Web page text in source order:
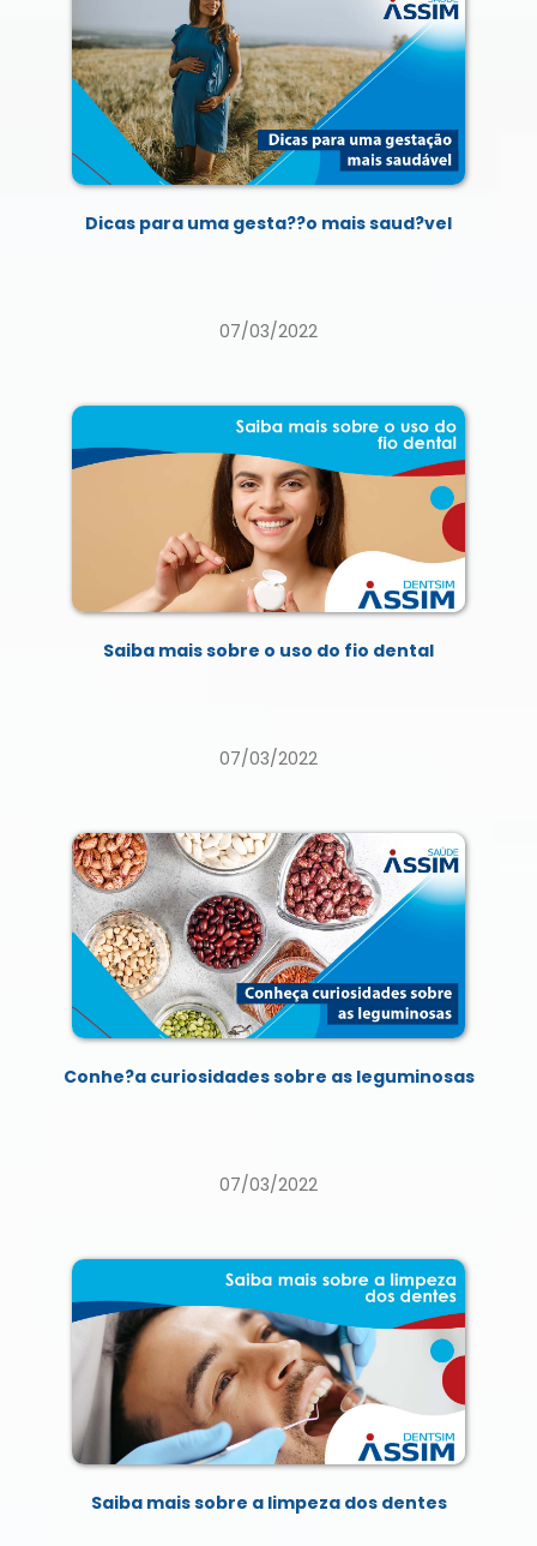
Dicas para uma gesta??o mais saud?vel
07/03/2022
Saiba mais sobre o uso do fio dental
07/03/2022
Conhe?a curiosidades sobre as leguminosas
07/03/2022
Saiba mais sobre a limpeza dos dentes